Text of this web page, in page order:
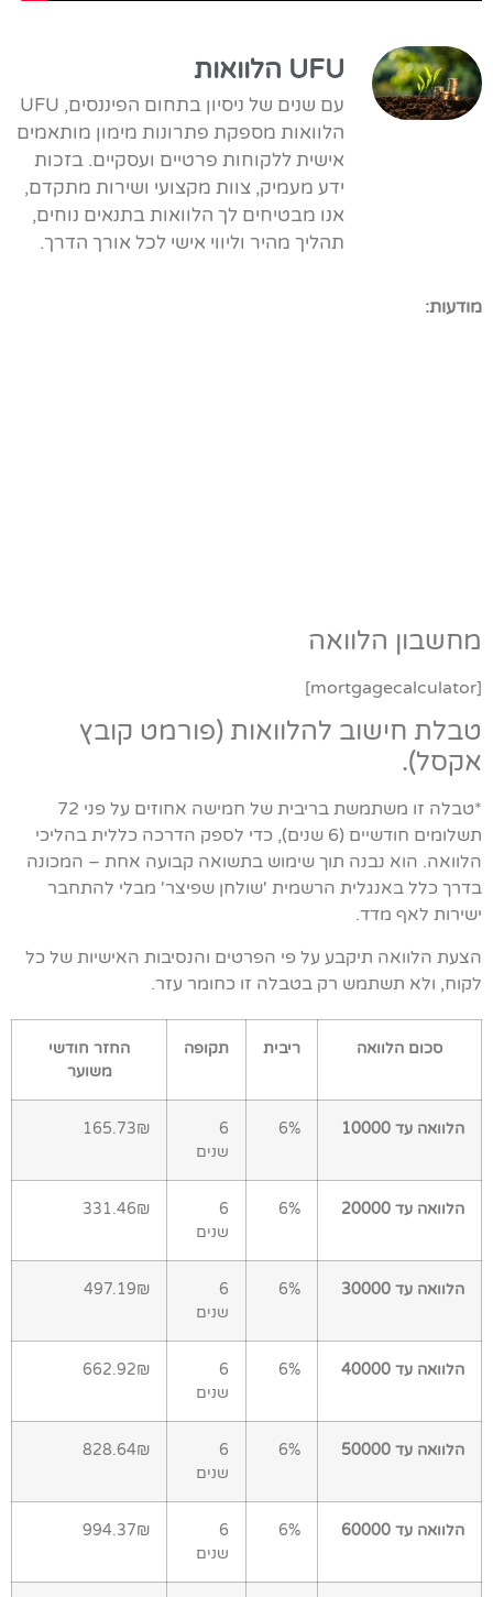
UFU הלוואות
עם שנים של ניסיון בתחום הפיננסים, UFU
הלוואות מספקת פתרונות מימון מותאמים
אישית ללקוחות פרטיים ועסקיים. בזכות
ידע מעמיק, צוות מקצועי ושירות מתקדם,
אנו מבטיחים לך הלוואות בתנאים נוחים,
תהליך מהיר וליווי אישי לכל אורך הדרך.
מודעות:
מחשבון הלוואה
[mortgagecalculator]
טבלת חישוב להלוואות (פורמט קובץ
אקסל).
*טבלה זו משתמשת בריבית של חמישה אחוזים על פני 72
תשלומים חודשיים (6 שנים), כדי לספק הדרכה כללית בהליכי
הלוואה. הוא נבנה תוך שימוש בתשואה קבועה אחת – המכונה
בדרך כלל באנגלית הרשמית 'שולחן שפיצר' מבלי להתחבר
ישירות לאף מדד.
הצעת הלוואה תיקבע על פי הפרטים והנסיבות האישיות של כל
לקוח, ולא תשתמש רק בטבלה זו כחומר עזר.
סכום הלוואה ריבית תקופה
החזר חודשי
משוער
הלוואה עד 10000 6%
6
שנים
165.73₪
הלוואה עד 20000 6%
6
שנים
331.46₪
הלוואה עד 30000 6%
6
שנים
497.19₪
הלוואה עד 40000 6%
6
שנים
662.92₪
הלוואה עד 50000 6%
6
שנים
828.64₪
הלוואה עד 60000 6%
6
שנים
994.37₪